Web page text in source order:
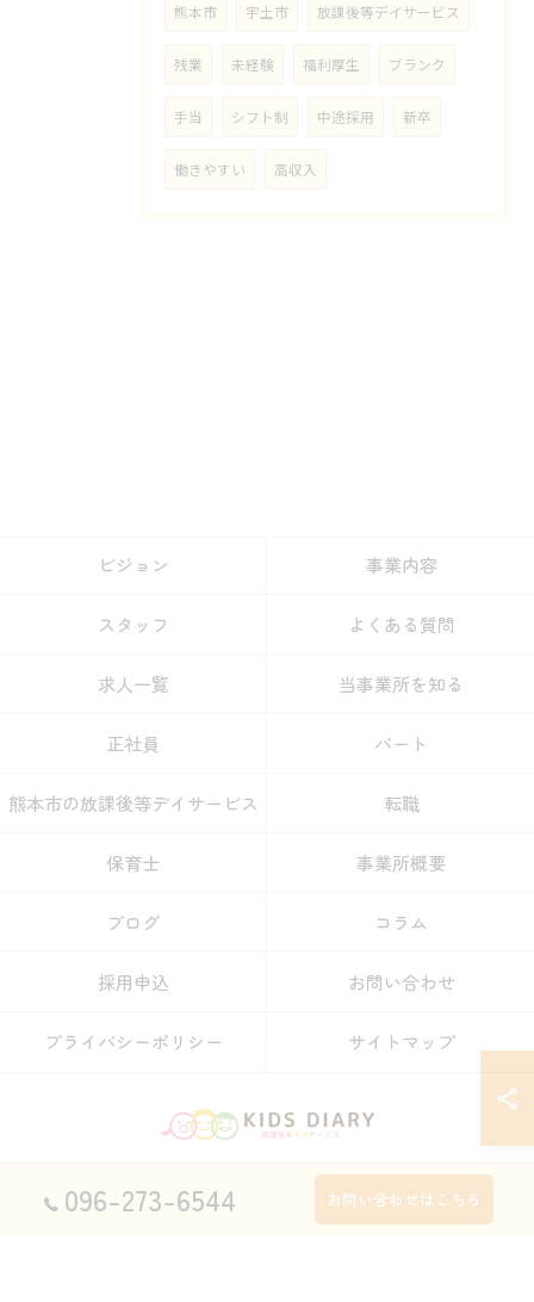
熊本市 宇土市 放課後等デイサービス
残業 未経験 福利厚生 ブランク
手当 シフト制 中途採用 新卒
働きやすい 高収入
096-273-6544 お問い合わせはこちら
ビジョン 事業内容
スタッフ よくある質問
求人一覧 当事業所を知る
正社員 パート
熊本市の放課後等デイサービス 転職
保育士 事業所概要
ブログ コラム
採用申込 お問い合わせ
プライバシーポリシー サイトマップ
© 2026 熊本県宇土市の放課後等デイサービスの求人なら放課後等デイサービス
KIDS DIARY キッズ・ダイアリー ALL RIGHTS RESERVED.